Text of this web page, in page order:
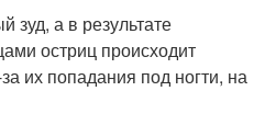
зуд, а в результате
остриц происходит
их попадания под ногти, на